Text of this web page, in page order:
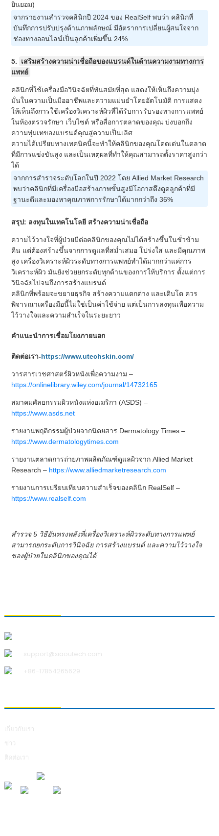
ยินยอม)
จากรายงานสำรวจคลินิกปี 2024 ของ RealSelf พบว่า คลินิกที่
บันทึกการปรับปรุงด้านภาพลักษณ์ มีอัตราการเปลี่ยนผู้สนใจจาก
ช่องทางออนไลน์เป็นลูกค้าเพิ่มขึ้น 24%
5.
เสริมสร้างความน่าเชื่อถือของแบรนด์ในด้านความงามทางการ
แพทย์
คลินิกที่ใช้เครื่องมือวินิจฉัยที่ทันสมัยที่สุด แสดงให้เห็นถึงความมุ่ง
มั่นในความเป็นมืออาชีพและความแม่นยำโดยอัตโนมัติ การแสดง
ให้เห็นถึงการใช้เครื่องวิเคราะห์ผิวที่ได้รับการรับรองทางการแพทย์
ในห้องตรวจรักษา เว็บไซต์ หรือสื่อการตลาดของคุณ บ่งบอกถึง
ความทุ่มเทของแบรนด์คุณสู่ความเป็นเลิศ
ความได้เปรียบทางเทคนิคนี้จะทำให้คลินิกของคุณโดดเด่นในตลาด
ที่มีการแข่งขันสูง และเป็นเหตุผลที่ทำให้คุณสามารถตั้งราคาสูงกว่า
ได้
จากการสำรวจระดับโลกในปี 2022 โดย Allied Market Research
พบว่าคลินิกที่มีเครื่องมือสร้างภาพขั้นสูงมีโอกาสดึงดูดลูกค้าที่มี
ฐานะดีและมองหาคุณภาพการรักษาได้มากกว่าถึง 36%
สรุป: ลงทุนในเทคโนโลยี สร้างความน่าเชื่อถือ
ความไว้วางใจที่ผู้ป่วยมีต่อคลินิกของคุณไม่ได้สร้างขึ้นในชั่วข้าม
คืน แต่ต้องสร้างขึ้นจากการดูแลที่สม่ำเสมอ โปร่งใส และมีคุณภาพ
สูง เครื่องวิเคราะห์ผิวระดับทางการแพทย์ทำได้มากกว่าแค่การ
วิเคราะห์ผิว มันยังช่วยยกระดับทุกด้านของการให้บริการ ตั้งแต่การ
วินิจฉัยไปจนถึงการสร้างแบรนด์
คลินิกที่พร้อมจะขยายธุรกิจ สร้างความแตกต่าง และเติบโต ควร
พิจารณาเครื่องมือนี้ไม่ใช่เป็นค่าใช้จ่าย แต่เป็นการลงทุนเพื่อความ
ไว้วางใจและความสำเร็จในระยะยาว
คำแนะนำการเชื่อมโยงภายนอก
ติดต่อเรา-https://www.utechskin.com/
วารสารเวชศาสตร์ผิวหนังเพื่อความงาม –
https://onlinelibrary.wiley.com/journal/14732165
สมาคมศัลยกรรมผิวหนังแห่งอเมริกา (ASDS) –
https://www.asds.net
รายงานพฤติกรรมผู้ป่วยจากนิตยสาร Dermatology Times –
https://www.dermatologytimes.com
รายงานตลาดการถ่ายภาพผลิตภัณฑ์ดูแลผิวจาก Allied Market
Research – https://www.alliedmarketresearch.com
รายงานการเปรียบเทียบความสำเร็จของคลินิก RealSelf –
https://www.realself.com
สำรวจ 5 วิธีอันทรงพลังที่เครื่องวิเคราะห์ผิวระดับทางการแพทย์
สามารถยกระดับการวินิจฉัย การสร้างแบรนด์ และความไว้วางใจ
ของผู้ป่วยในคลินิกของคุณได้
support@xiaoutech.com
+86-17854265629
เกี่ยวกับเรา
ข่าว
ติดต่อเรา